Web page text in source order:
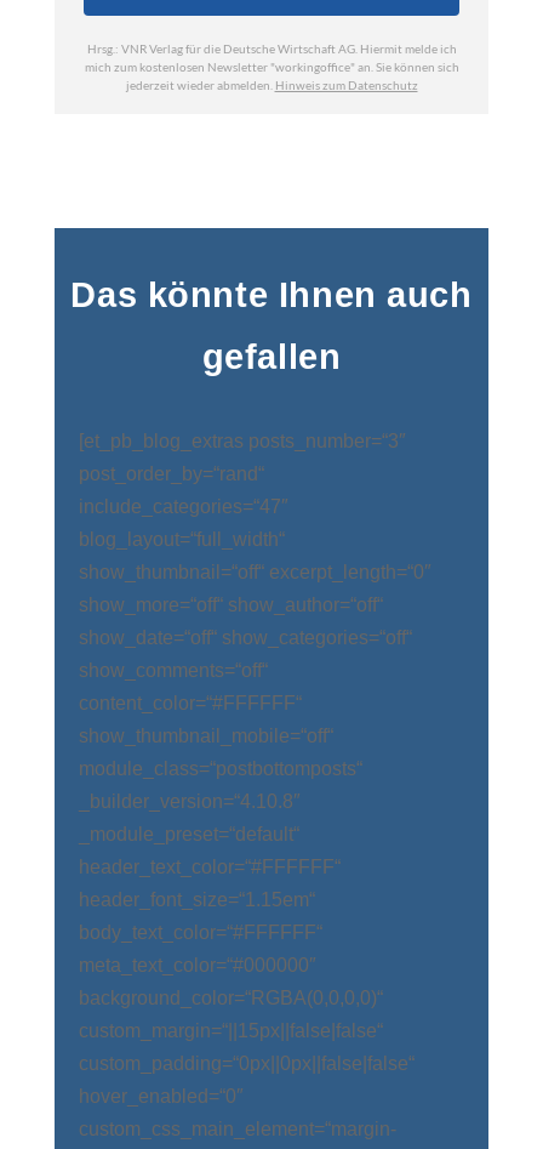
Das könnte Ihnen auch
gefallen
[et_pb_blog_extras posts_number=“3″
post_order_by=“rand“
include_categories=“47″
blog_layout=“full_width“
show_thumbnail=“off“ excerpt_length=“0″
show_more=“off“ show_author=“off“
show_date=“off“ show_categories=“off“
show_comments=“off“
content_color=“#FFFFFF“
show_thumbnail_mobile=“off“
module_class=“postbottomposts“
_builder_version=“4.10.8″
_module_preset=“default“
header_text_color=“#FFFFFF“
header_font_size=“1.15em“
body_text_color=“#FFFFFF“
meta_text_color=“#000000″
background_color=“RGBA(0,0,0,0)“
custom_margin=“||15px||false|false“
custom_padding=“0px||0px||false|false“
hover_enabled=“0″
custom_css_main_element=“margin-